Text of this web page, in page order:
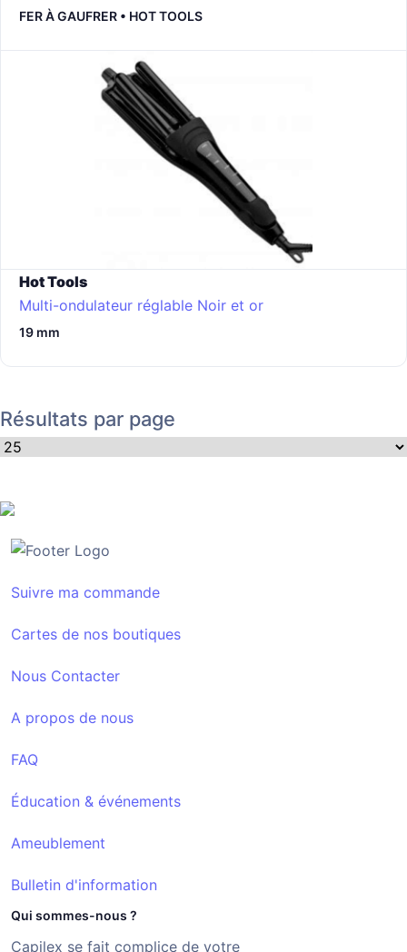
FER À GAUFRER • HOT TOOLS
Hot Tools
Multi-ondulateur réglable Noir et or
19 mm
Résultats par page
Suivre ma commande
Cartes de nos boutiques
Nous Contacter
A propos de nous
FAQ
Éducation & événements
Ameublement
Bulletin d'information
Qui sommes-nous ?
Capilex se fait complice de votre